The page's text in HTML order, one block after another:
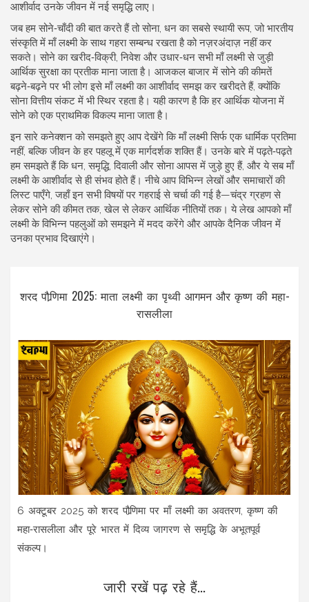
आशीर्वाद उनके जीवन में नई समृद्धि लाए।
जब हम सोने‑चाँदी की बात करते हैं तोसोना, धन का सबसे स्थायी रूप, जो भारतीय
संस्कृति में माँ लक्ष्मी के साथ गहरा सम्बन्ध रखता हैको नज़रअंदाज़ नहीं कर
सकते। सोने का खरीद‑विक्री, निवेश और उधार‑धन सभी माँ लक्ष्मी से जुड़ी
आर्थिक सुरक्षा का प्रतीक माना जाता है। आजकल बाजार में सोने की कीमतें
बढ़ने‑बढ़ने पर भी लोग इसे माँ लक्ष्मी का आशीर्वाद समझ कर खरीदते हैं, क्योंकि
सोना वित्तीय संकट में भी स्थिर रहता है। यही कारण है कि हर आर्थिक योजना में
सोने को एक प्राथमिक विकल्प माना जाता है।
इन सारे कनेक्शन को समझते हुए आप देखेंगे कि माँ लक्ष्मी सिर्फ एक धार्मिक प्रतिमा
नहीं, बल्कि जीवन के हर पहलू में एक मार्गदर्शक शक्ति हैं। उनके बारे में पढ़ते‑पढ़ते
हम समझते हैं कि धन, समृद्धि, दिवाली और सोना आपस में जुड़े हुए हैं, और ये सब माँ
लक्ष्मी के आशीर्वाद से ही संभव होते हैं। नीचे आप विभिन्न लेखों और समाचारों की
लिस्ट पाएँगे, जहाँ इन सभी विषयों पर गहराई से चर्चा की गई है—चंद्र ग्रहण से
लेकर सोने की कीमत तक, खेल से लेकर आर्थिक नीतियों तक। ये लेख आपको माँ
लक्ष्मी के विभिन्न पहलुओं को समझने में मदद करेंगे और आपके दैनिक जीवन में
उनका प्रभाव दिखाएंगे।
शरद पौर्‍णिमा 2025: माता लक्ष्मी का पृथ्वी आगमन और कृष्ण की महा-
रासलीला
6 अक्टूबर 2025 को शरद पौर्‍णिमा पर माँ लक्ष्मी का अवतरण, कृष्ण की
महा‑रासलीला और पूरे भारत में दिव्य जागरण से समृद्धि के अभूतपूर्व
संकल्प।
जारी रखें पढ़ रहे हैं...